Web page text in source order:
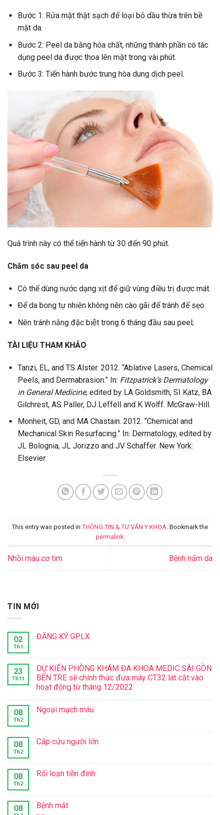
Bước 1: Rửa mặt thật sạch để loại bỏ dầu thừa trên bề
mặt da.
Bước 2: Peel da bằng hóa chất, những thành phần có tác
dụng peel da được thoa lên mặt trong vài phút.
Bước 3: Tiến hành bước trung hòa dung dịch peel.
Quá trình này có thể tiến hành từ 30 đến 90 phút.
Chăm sóc sau peel da
Có thể dùng nước dạng xịt để giữ vùng điều trị được mát.
Để da bong tự nhiên không nên cào gãi để tránh để sẹo.
Nên tránh nắng đặc biệt trong 6 tháng đầu sau peel;
TÀI LIỆU THAM KHẢO
Tanzi, EL, and TS Alster. 2012. “Ablative Lasers, Chemical
Peels, and Dermabrasion.” In: Fitzpatrick’s Dermatology
in General Medicine, edited by LA Goldsmith, SI Katz, BA
Gilchrest, AS Paller, DJ Leffell and K Wolff. McGraw-Hill.
Monheit, GD, and MA Chastain. 2012. “Chemical and
Mechanical Skin Resurfacing.” In: Dermatology, edited by
JL Bolognia, JL Jorizzo and JV Schaffer. New York:
Elsevier.
This entry was posted in THÔNG TIN & TƯ VẤN Y KHOA . Bookmark the
permalink.
Nhồi máu cơ tim Bệnh nấm da
TIN MỚI
02
Th1
ĐĂNG KÝ GPLX
23
Th11
DỰ KIẾN PHÒNG KHÁM ĐA KHOA MEDIC SÀI GÒN
BẾN TRE sẽ chính thức đưa máy CT32 lát cắt vào
hoạt động từ tháng 12/2022
08
Th2
Ngoại mạch máu
08
Th2
Cấp cứu người lớn
08
Th2
Rối loạn tiền đình
08 Bệnh mắt